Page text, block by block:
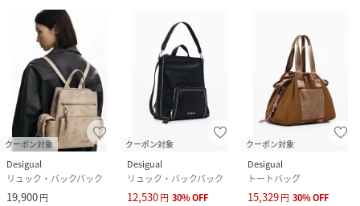
クーポン対象
Desigual
リュック・バックパック
19,900円
クーポン対象
Desigual
リュック・バックパック
12,530円 30%OFF
クーポン対象
Desigual
トートバッグ
15,329円 30%OFF